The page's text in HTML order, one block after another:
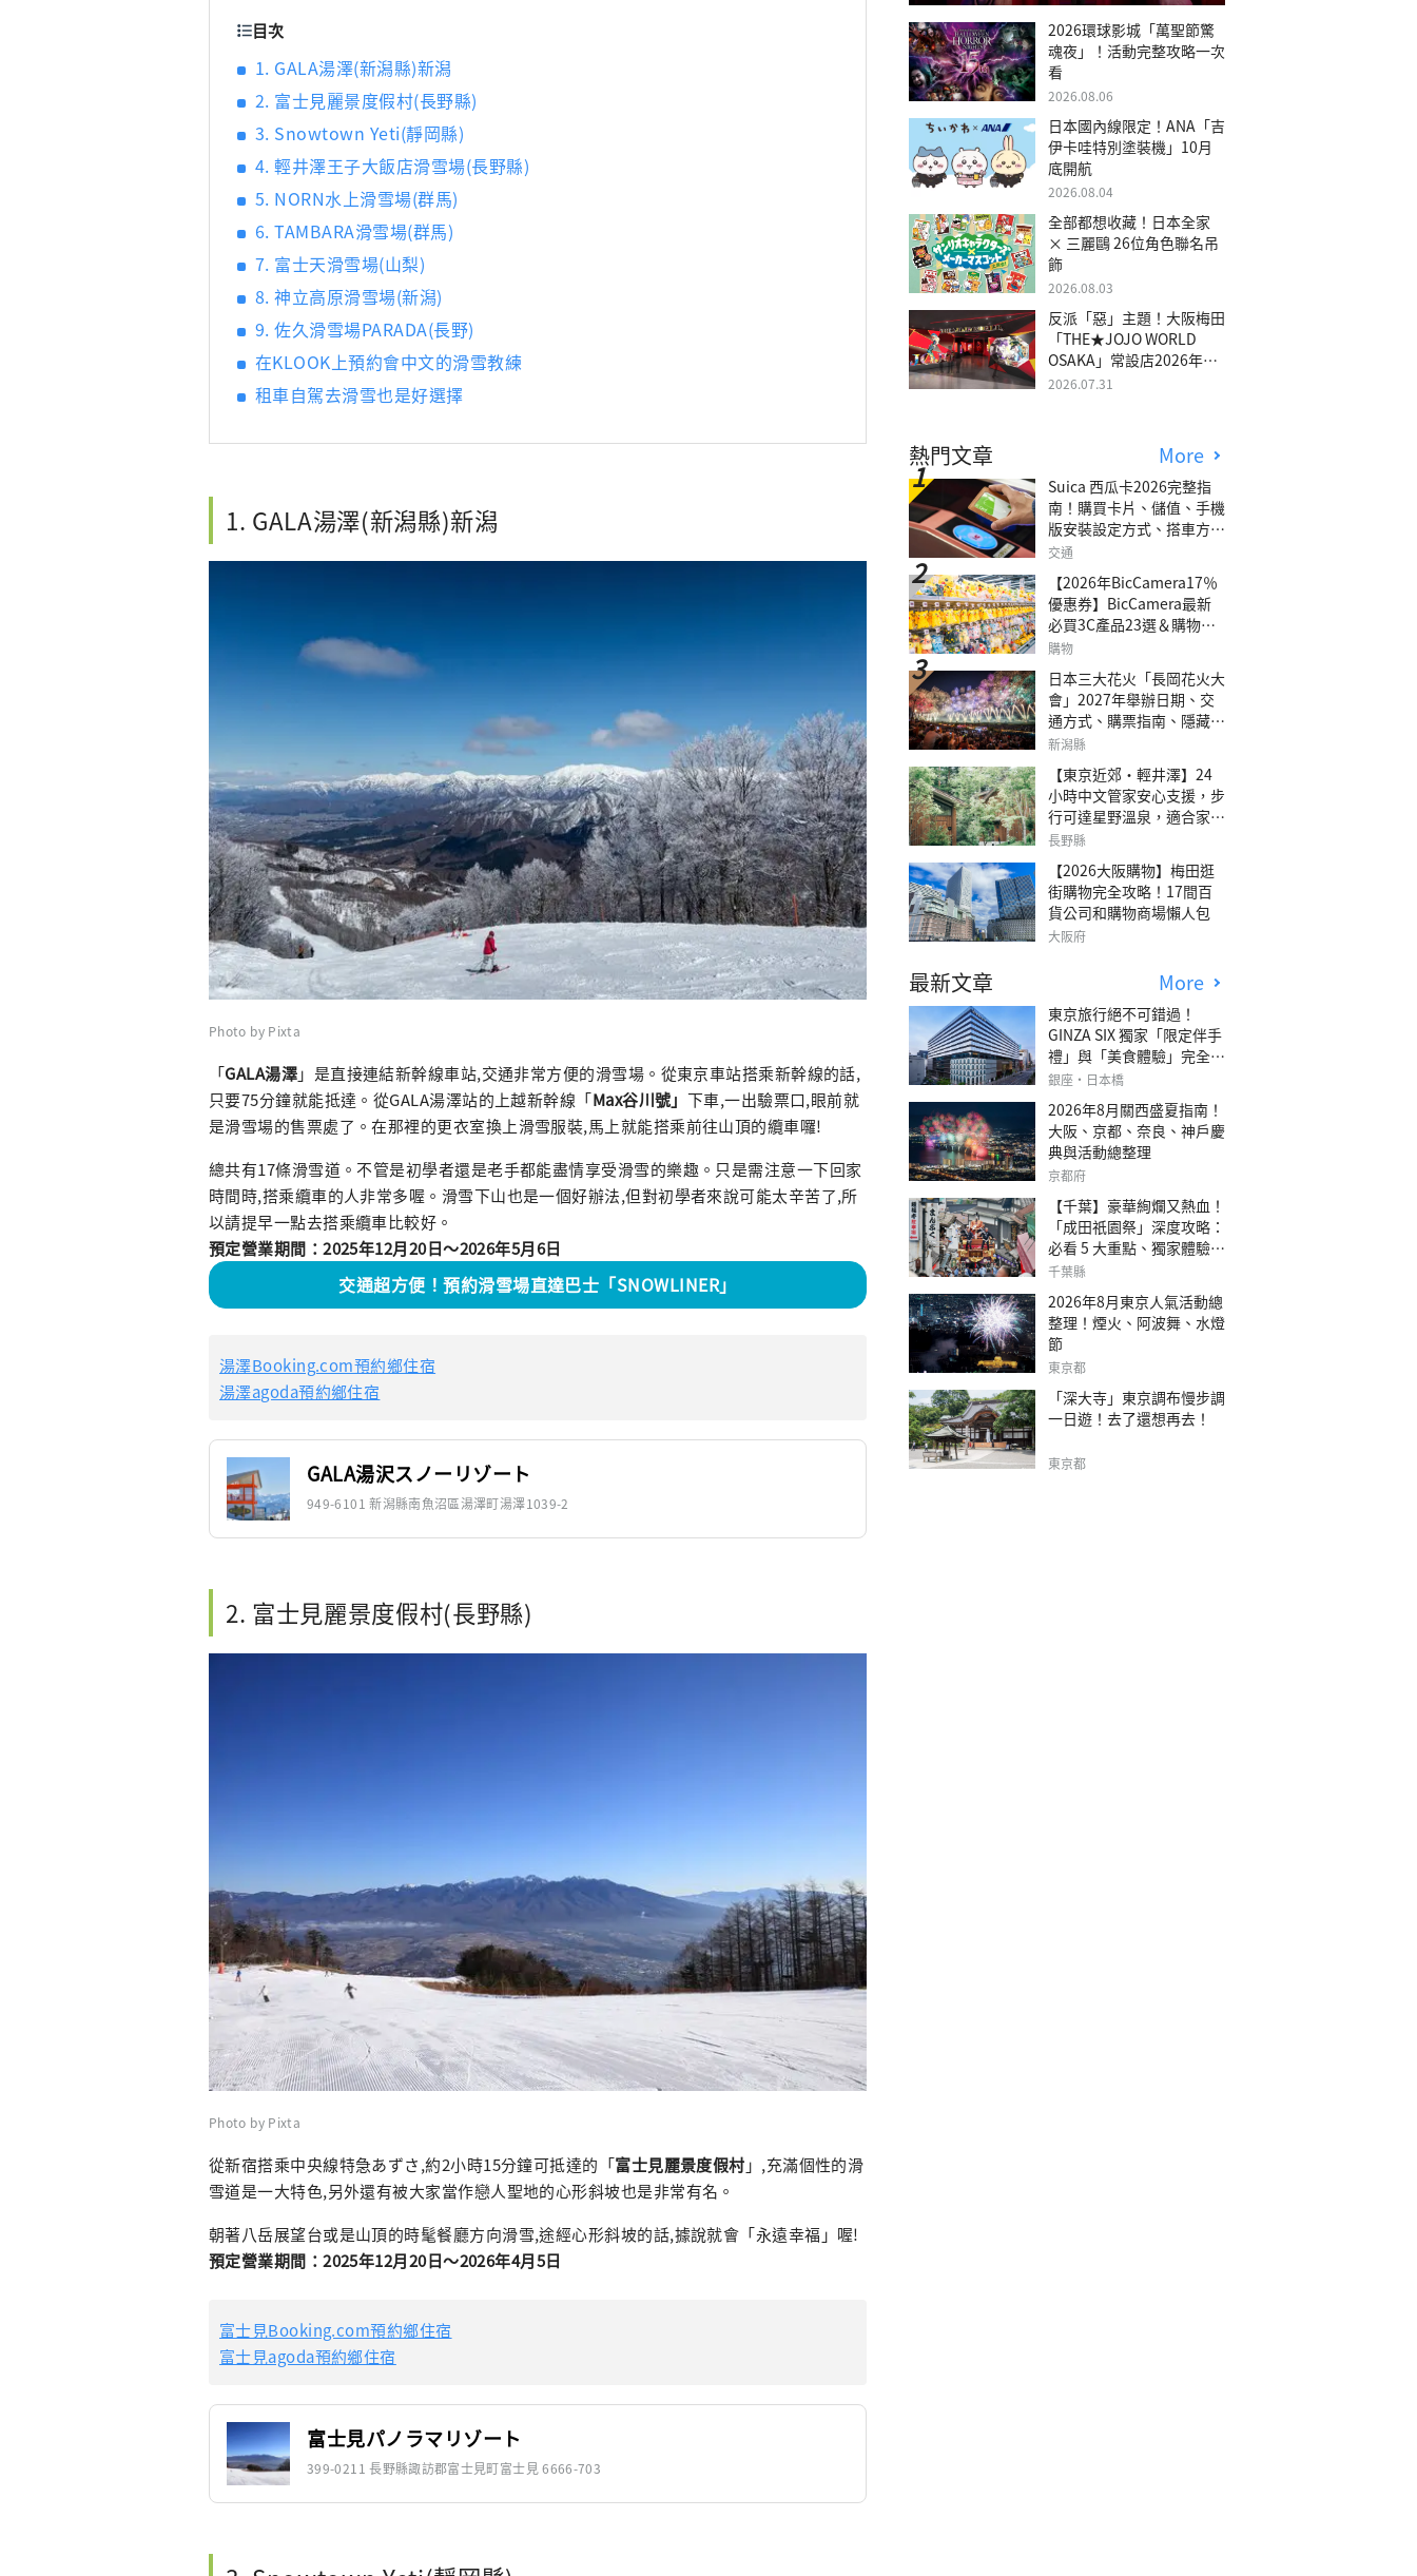
目次
1. GALA湯澤(新潟縣)新潟
2. 富士見麗景度假村(長野縣)
3. Snowtown Yeti(靜岡縣)
4. 輕井澤王子大飯店滑雪場(長野縣)
5. NORN水上滑雪場(群馬)
6. TAMBARA滑雪場(群馬)
7. 富士天滑雪場(山梨)
8. 神立高原滑雪場(新潟)
9. 佐久滑雪場PARADA(長野)
在KLOOK上預約會中文的滑雪教練
租車自駕去滑雪也是好選擇
1. GALA湯澤(新潟縣)新潟
Photo by Pixta
「GALA湯澤」是直接連結新幹線車站,交通非常方便的滑雪場。從東京車站搭乘新幹線的話,
只要75分鐘就能抵達。從GALA湯澤站的上越新幹線「Max谷川號」 下車,一出驗票口,眼前就
是滑雪場的售票處了。在那裡的更衣室換上滑雪服裝,馬上就能搭乘前往山頂的纜車囉!
總共有17條滑雪道。不管是初學者還是老手都能盡情享受滑雪的樂趣。只是需注意一下回家
時間時,搭乘纜車的人非常多喔。滑雪下山也是一個好辦法,但對初學者來說可能太辛苦了,所
以請提早一點去搭乘纜車比較好。
預定營業期間：2025年12月20日〜2026年5月6日
交通超方便！預約滑雪場直達巴士「SNOWLINER」
湯澤Booking.com預約鄉住宿
湯澤agoda預約鄉住宿
GALA湯沢スノーリゾート
949-6101 新潟縣南魚沼區湯澤町湯澤1039-2
2. 富士見麗景度假村(長野縣)
Photo by Pixta
從新宿搭乘中央線特急あずさ,約2小時15分鐘可抵達的「富士見麗景度假村 」,充滿個性的滑
雪道是一大特色,另外還有被大家當作戀人聖地的心形斜坡也是非常有名。
朝著八岳展望台或是山頂的時髦餐廳方向滑雪,途經心形斜坡的話,據說就會「永遠幸福」喔!
預定營業期間：2025年12月20日～2026年4月5日
富士見Booking.com預約鄉住宿
富士見agoda預約鄉住宿
富士見パノラマリゾート
399-0211 長野縣諏訪郡富士見町富士見 6666-703
2026環球影城「萬聖節驚
魂夜」！活動完整攻略一次
看
2026.08.06
日本國內線限定！ANA「吉
伊卡哇特別塗裝機」10月
底開航
2026.08.04
全部都想收藏！日本全家
× 三麗鷗 26位角色聯名吊
飾
2026.08.03
反派「惡」主題！大阪梅田
「THE★JOJO WORLD
OSAKA」常設店2026年冬
季開幕
2026.07.31
熱門文章 More
Suica 西瓜卡2026完整指
南！購買卡片、儲值、手機
版安裝設定方式、搭車方
法、常見問題解答！
交通
【2026年BicCamera17％
優惠券】BicCamera最新
必買3C產品23選＆購物攻
略
購物
日本三大花火「長岡花火大
會」2027年舉辦日期、交
通方式、購票指南、隱藏欣
賞地點
新潟縣
【東京近郊・輕井澤】24
小時中文管家安心支援，步
行可達星野溫泉，適合家庭
旅行、三代同遊與紀念日的
澤森四季VILLA」
長野縣
【2026大阪購物】梅田逛
街購物完全攻略！17間百
貨公司和購物商場懶人包
大阪府
最新文章 More
東京旅行絕不可錯過！
GINZA SIX 獨家「限定伴手
禮」與「美食體驗」完全指
南
銀座・日本橋
2026年8月關西盛夏指南！
大阪、京都、奈良、神戶慶
典與活動總整理
京都府
【千葉】豪華絢爛又熱血！
「成田祇園祭」深度攻略：
必看 5 大重點、獨家體驗指
南
千葉縣
2026年8月東京人氣活動總
整理！煙火、阿波舞、水燈
節
東京都
「深大寺」東京調布慢步調
一日遊！去了還想再去！
東京都